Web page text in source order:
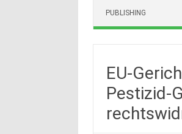
PUBLISHING
EU-
Pestizid-